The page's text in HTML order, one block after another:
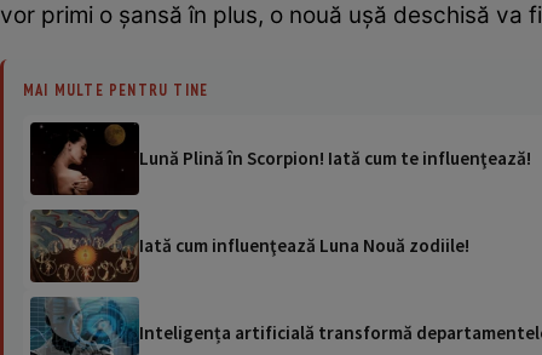
vor primi o şansă în plus, o nouă uşă deschisă va
MAI MULTE PENTRU TINE
Lună Plină în Scorpion! Iată cum te influenţează!
Iată cum influenţează Luna Nouă zodiile!
Inteligența artificială transformă